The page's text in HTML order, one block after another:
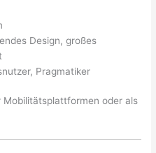
Design, großes
Pragmatiker
oder als